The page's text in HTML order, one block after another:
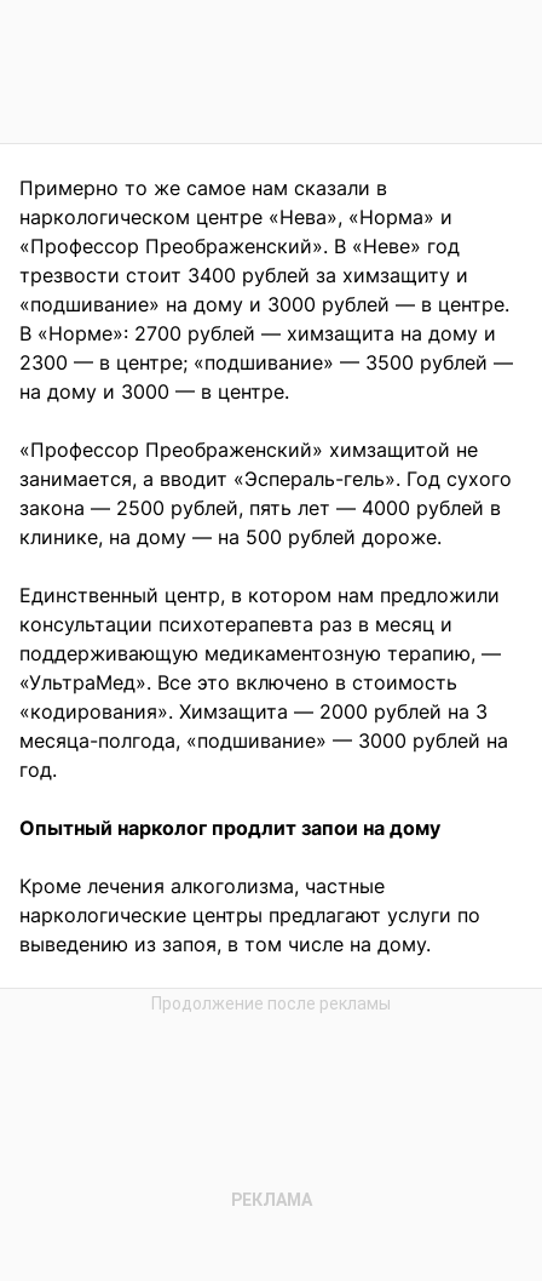
Примерно то же самое нам сказали в
наркологическом центре «Нева», «Норма» и
«Профессор Преображенский». В «Неве» год
трезвости стоит 3400 рублей за химзащиту и
«подшивание» на дому и 3000 рублей — в центре.
В «Норме»: 2700 рублей — химзащита на дому и
2300 — в центре; «подшивание» — 3500 рублей —
на дому и 3000 — в центре.
«Профессор Преображенский» химзащитой не
занимается, а вводит «Эспераль-гель». Год сухого
закона — 2500 рублей, пять лет — 4000 рублей в
клинике, на дому — на 500 рублей дороже.
Единственный центр, в котором нам предложили
консультации психотерапевта раз в месяц и
поддерживающую медикаментозную терапию, —
«УльтраМед». Все это включено в стоимость
«кодирования». Химзащита — 2000 рублей на 3
месяца-полгода, «подшивание» — 3000 рублей на
год.
Опытный нарколог продлит запои на дому
Кроме лечения алкоголизма, частные
наркологические центры предлагают услуги по
выведению из запоя, в том числе на дому.